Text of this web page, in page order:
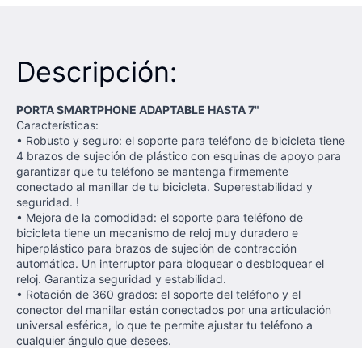
Descripción:
PORTA SMARTPHONE ADAPTABLE HASTA 7"
Características:
• Robusto y seguro: el soporte para teléfono de bicicleta tiene
4 brazos de sujeción de plástico con esquinas de apoyo para
garantizar que tu teléfono se mantenga firmemente
conectado al manillar de tu bicicleta. Superestabilidad y
seguridad. !
• Mejora de la comodidad: el soporte para teléfono de
bicicleta tiene un mecanismo de reloj muy duradero e
hiperplástico para brazos de sujeción de contracción
automática. Un interruptor para bloquear o desbloquear el
reloj. Garantiza seguridad y estabilidad.
• Rotación de 360 grados: el soporte del teléfono y el
conector del manillar están conectados por una articulación
universal esférica, lo que te permite ajustar tu teléfono a
cualquier ángulo que desees.